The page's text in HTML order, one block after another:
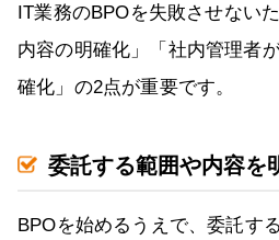
IT業務のBPOを失敗させない
内容の明確化」「社内管理者
確化」の2点が重要です。
委託する範囲や内容を
BPOを始めるうえで、委託す